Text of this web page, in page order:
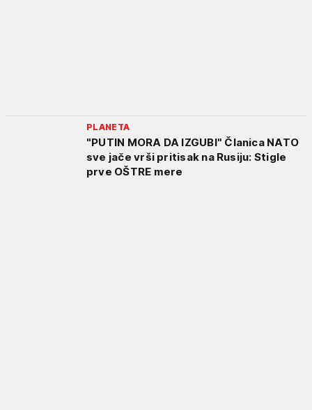
PLANETA
"PUTIN MORA DA IZGUBI" Članica NATO
sve jače vrši pritisak na Rusiju: Stigle
prve OŠTRE mere